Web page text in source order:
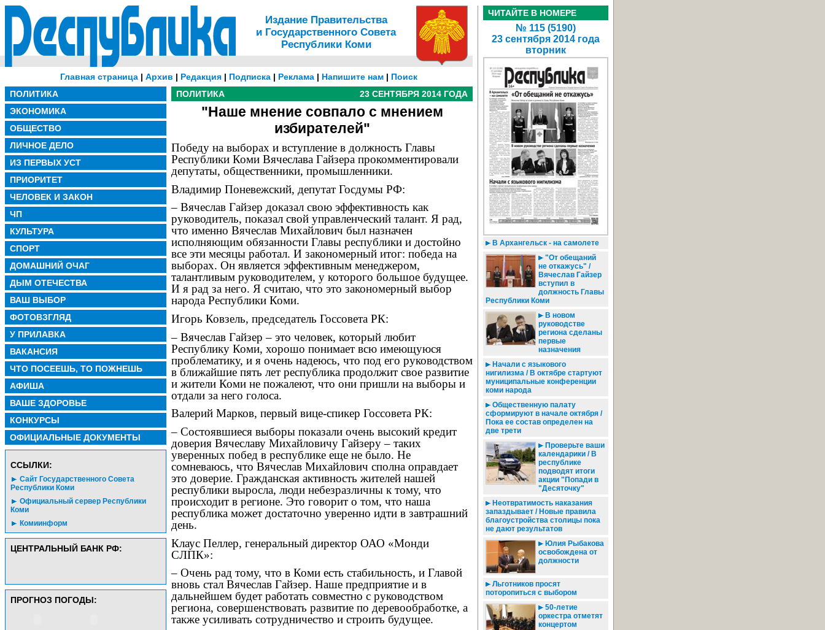
Издание Правительства
и Государственного Совета
Республики Коми
Главная страница | Архив | Редакция | Подписка | Реклама | Напишите нам | Поиск
ПОЛИТИКА
ЭКОНОМИКА
ОБЩЕСТВО
ЛИЧНОЕ ДЕЛО
ИЗ ПЕРВЫХ УСТ
ПРИОРИТЕТ
ЧЕЛОВЕК И ЗАКОН
ЧП
КУЛЬТУРА
СПОРТ
ДОМАШНИЙ ОЧАГ
ДЫМ ОТЕЧЕСТВА
ВАШ ВЫБОР
ФОТОВЗГЛЯД
У ПРИЛАВКА
ВАКАНСИЯ
ЧТО ПОСЕЕШЬ, ТО ПОЖНЕШЬ
АФИША
ВАШЕ ЗДОРОВЬЕ
КОНКУРСЫ
ОФИЦИАЛЬНЫЕ ДОКУМЕНТЫ
CСЫЛКИ:
Сайт Государственного Совета
Республики Коми
Официальный сервер Республики
Коми
Комиинформ
ЦЕНТРАЛЬНЫЙ БАНК РФ:
ПРОГНОЗ ПОГОДЫ:
ПОЛИТИКА 23 СЕНТЯБРЯ 2014 ГОДА
"Наше мнение совпало с мнением
избирателей"
Победу на выборах и вступление в должность Главы
Республики Коми Вячеслава Гайзера прокомментировали
депутаты, общественники, промышленники.
Владимир Поневежский, депутат Госдумы РФ:
– Вячеслав Гайзер доказал свою эффективность как
руководитель, показал свой управленческий талант. Я рад,
что именно Вячеслав Михайлович был назначен
исполняющим обязанности Главы республики и достойно
все эти месяцы работал. И закономерный итог: победа на
выборах. Он является эффективным менеджером,
талантливым руководителем, у которого большое будущее.
И я рад за него. Я считаю, что это закономерный выбор
народа Республики Коми.
Игорь Ковзель, председатель Госсовета РК:
– Вячеслав Гайзер – это человек, который любит
Республику Коми, хорошо понимает всю имеющуюся
проблематику, и я очень надеюсь, что под его руководством
в ближайшие пять лет республика продолжит свое развитие
и жители Коми не пожалеют, что они пришли на выборы и
отдали за него голоса.
Валерий Марков, первый вице-спикер Госсовета РК:
– Состоявшиеся выборы показали очень высокий кредит
доверия Вячеславу Михайловичу Гайзеру – таких
уверенных побед в республике еще не было. Не
сомневаюсь, что Вячеслав Михайлович сполна оправдает
это доверие. Гражданская активность жителей нашей
республики выросла, люди небезразличны к тому, что
происходит в регионе. Это говорит о том, что наша
республика может достаточно уверенно идти в завтрашний
день.
Клаус Пеллер, генеральный директор ОАО «Монди
СЛПК»:
– Очень рад тому, что в Коми есть стабильность, и Главой
вновь стал Вячеслав Гайзер. Наше предприятие и в
дальнейшем будет работать совместно с руководством
региона, совершенствовать развитие по деревообработке, а
также усиливать сотрудничество и строить будущее.
ЧИТАЙТЕ В НОМЕРЕ
№ 115 (5190)
23 сентября 2014 года
вторник
В Архангельск - на самолете
"От обещаний
не откажусь" /
Вячеслав Гайзер
вступил в
должность Главы
Республики Коми
В новом
руководстве
региона сделаны
первые
назначения
Начали с языкового
нигилизма / В октябре стартуют
муниципальные конференции
коми народа
Общественную палату
сформируют в начале октября /
Пока ее состав определен на
две трети
Проверьте ваши
календарики / В
республике
подводят итоги
акции "Попади в
"Десяточку"
Неотвратимость наказания
запаздывает / Новые правила
благоустройства столицы пока
не дают результатов
Юлия Рыбакова
освобождена от
должности
Льготников просят
поторопиться с выбором
50-летие
оркестра отметят
концертом